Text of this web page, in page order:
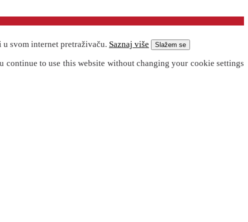
u svom internet pretraživaču. Saznaj više Slažem se
to use this website without changing your cookie settings